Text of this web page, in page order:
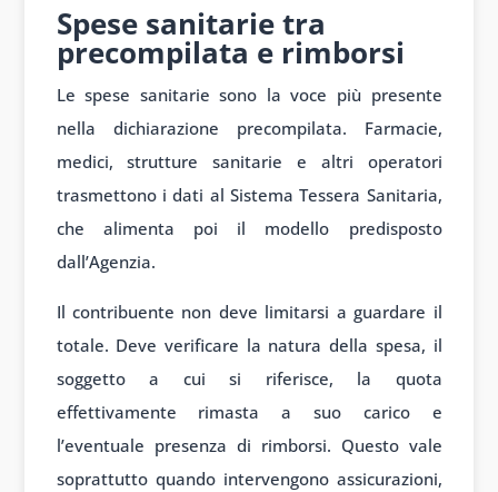
Spese sanitarie tra
precompilata e rimborsi
Le spese sanitarie sono la voce più presente
nella dichiarazione precompilata. Farmacie,
medici, strutture sanitarie e altri operatori
trasmettono i dati al Sistema Tessera Sanitaria,
che alimenta poi il modello predisposto
dall’Agenzia.
Il contribuente non deve limitarsi a guardare il
totale. Deve verificare la natura della spesa, il
soggetto a cui si riferisce, la quota
effettivamente rimasta a suo carico e
l’eventuale presenza di rimborsi. Questo vale
soprattutto quando intervengono assicurazioni,